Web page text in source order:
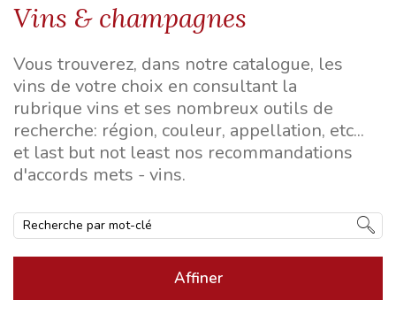
Vins & champagnes
Vous trouverez, dans notre catalogue, les
vins de votre choix en consultant la
rubrique vins et ses nombreux outils de
recherche: région, couleur, appellation, etc...
et last but not least nos recommandations
d'accords mets - vins.
Affiner